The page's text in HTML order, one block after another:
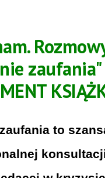
zaufania"
to